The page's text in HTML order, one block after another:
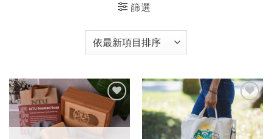
篩選
加入
「願
望輕
加入
「願
望輕
單」